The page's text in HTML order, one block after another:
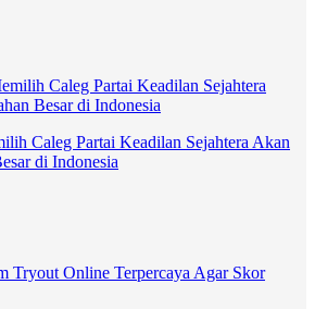
Caleg Partai Keadilan Sejahtera Akan
di Indonesia